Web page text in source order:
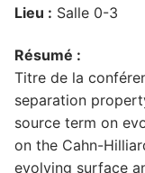
Lieu : Salle 0-3
Résumé :
Titre de la
separation
source term on
on the Cahn-
evolving surface